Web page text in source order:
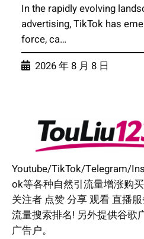
In the rapidly evolving
advertising, TikTok has
force, ca…
2026 年 8 月 8 日
Youtube/TikTok/Telegram/
ok等各种自然引流量增涨购
关注者 点赞 分享 观看 直播
流量搜索排名! 另外提供谷歌
广告户。